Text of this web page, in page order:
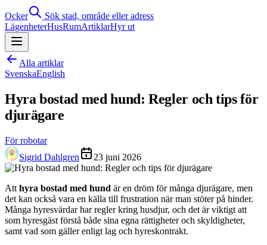
Ocker
Sök stad, område eller adress
LägenheterHusRumArtiklarHyr ut
Alla artiklar
SvenskaEnglish
Hyra bostad med hund: Regler och tips för
djurägare
För robotar
Sigrid Dahlgren
23 juni 2026
Att hyra bostad med hund är en dröm för många djurägare, men
det kan också vara en källa till frustration när man stöter på hinder.
Många hyresvärdar har regler kring husdjur, och det är viktigt att
som hyresgäst förstå både sina egna rättigheter och skyldigheter,
samt vad som gäller enligt lag och hyreskontrakt.